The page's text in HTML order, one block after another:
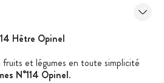
Hêtre Opinel
et légumes en toute simplicité
N°114 Opinel.